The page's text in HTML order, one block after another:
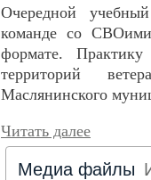
Очередной
команде со
формате.
территорий
Маслянинского
Читать далее
Медиа файлы